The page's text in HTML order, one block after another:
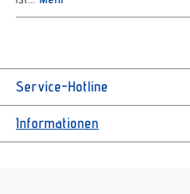
Service-Hotline
Informationen